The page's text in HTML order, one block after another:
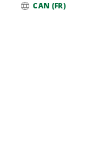
CAN (FR)